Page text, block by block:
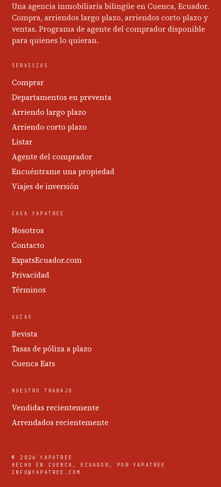
Una agencia inmobiliaria bilingüe en Cuenca, Ecuador.
Compra, arriendos largo plazo, arriendos corto plazo y
ventas. Programa de agente del comprador disponible
para quienes lo quieran.
SERVICIOS
Comprar
Departamentos en preventa
Arriendo largo plazo
Arriendo corto plazo
Listar
Agente del comprador
Encuéntrame una propiedad
Viajes de inversión
CASA YAPATREE
Nosotros
Contacto
ExpatsEcuador.com
Privacidad
Términos
GUÍAS
Revista
Tasas de póliza a plazo
Cuenca Eats
NUESTRO TRABAJO
Vendidas recientemente
Arrendados recientemente
© 2026 YAPATREE
HECHO EN CUENCA, ECUADOR, POR YAPATREE
INFO@YAPATREE.COM